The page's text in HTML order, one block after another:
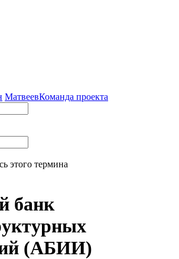
МатвеевКоманда проекта
этого термина
банк
(АБИИ)